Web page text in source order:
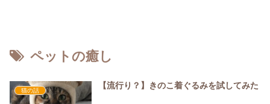
ペットの癒し
猫の話
【流行り？】きのこ着ぐるみを試してみた